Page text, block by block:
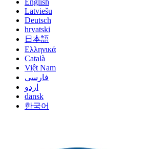
English
Latviešu
Deutsch
hrvatski
日本語
Ελληνικά
Català
Việt Nam
فارسی
اردو
dansk
한국어